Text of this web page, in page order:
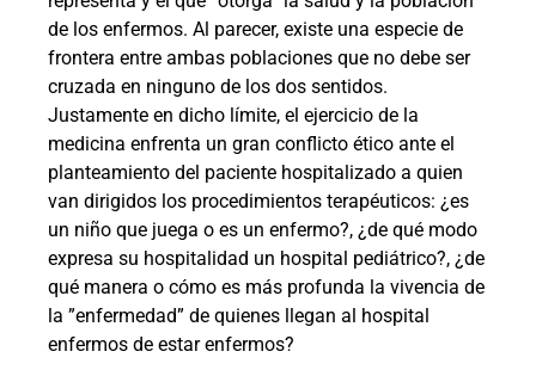
de los enfermos. Al parecer, existe una especie de
frontera entre ambas poblaciones que no debe ser
cruzada en ninguno de los dos sentidos.
Justamente en dicho límite, el ejercicio de la
medicina enfrenta un gran conflicto ético ante el
planteamiento del paciente hospitalizado a quien
van dirigidos los procedimientos terapéuticos: ¿es
un niño que juega o es un enfermo?, ¿de qué modo
expresa su hospitalidad un hospital pediátrico?, ¿de
qué manera o cómo es más profunda la vivencia de
la ”enfermedad” de quienes llegan al hospital
enfermos de estar enfermos?